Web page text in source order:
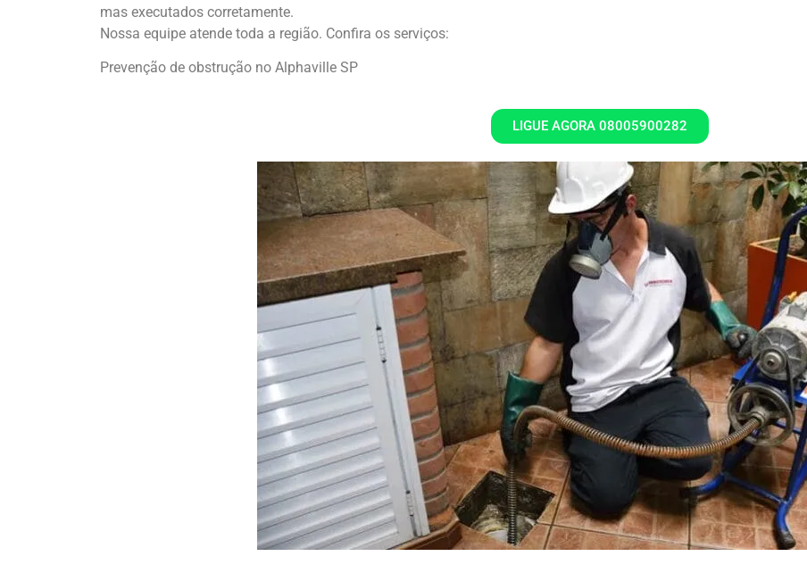
mas executados corretamente.
Nossa equipe atende toda a região. Confira os serviços:
Prevenção de obstrução no Alphaville SP
LIGUE AGORA 08005900282